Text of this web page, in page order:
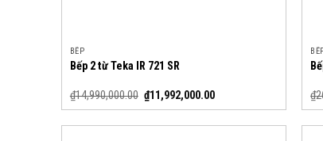
BẾP
Bếp 2 từ Teka IR 721 SR
₫14,990,000.00 ₫11,992,000.00 ₫